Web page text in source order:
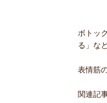
ボトッ
る」な
表情筋
関連記